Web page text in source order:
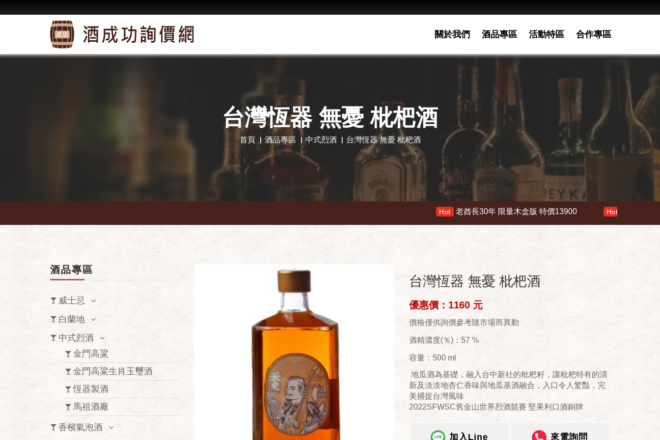
關於我們 酒品專區 活動特區 合作專區
台灣恆器 無憂 枇杷酒
首頁 酒品專區 中式烈酒 台灣恆器 無憂 枇杷酒
老酋長30年 限量木盒版 特價13900 Hot 響 30年 特價
酒品專區
威士忌
白蘭地
中式烈酒
金門高粱
金門高粱生肖玉璽酒
恆器製酒
馬祖酒廠
香檳氣泡酒
台灣恆器 無憂 枇杷酒
優惠價：1160 元
價格僅供詢價參考隨市場而異動
酒精濃度(％)：57 %
容量：500 ml
地瓜酒為基礎，融入台中新社的枇杷籽，讓枇杷特有的清
新及淡淡地杏仁香味與地瓜基酒融合，入口令人驚豔，完
美捕捉台灣風味
2022SFWSC舊金山世界烈酒競賽 堅果利口酒銅牌
加入Line 來電詢問